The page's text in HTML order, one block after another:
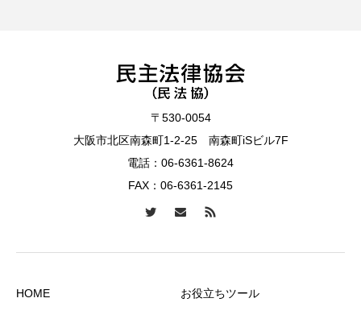
〒530-0054
大阪市北区南森町1-2-25 南森町iSビル7F
電話： 06-6361-8624
FAX：06-6361-2145
HOME お役立ちツール